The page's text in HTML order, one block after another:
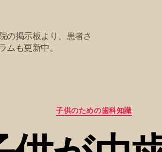
の掲示板より、患者さ
ムも更新中。
カ
テ
リ
子供のための歯科知識